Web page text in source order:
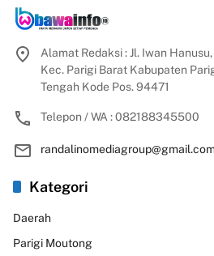
Alamat Redaksi : Jl. Iwan
Kec. Parigi Barat Kabupaten
Tengah Kode Pos. 94471
Telepon / WA : 082188345500
Kategori
Daerah
Parigi Moutong